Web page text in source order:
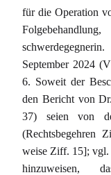
für die Operation
September 2024
6. Soweit der
den Bericht von
37) seien von
(Rechtsbegehren
weise Ziff. 15]; vgl.
hinzuweisen,